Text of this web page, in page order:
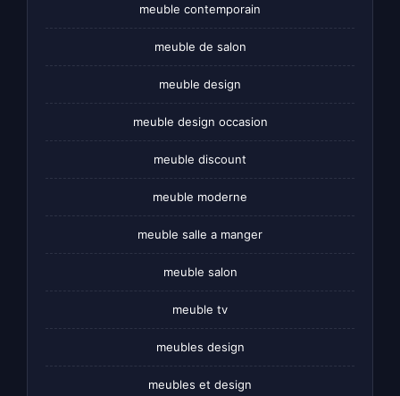
meuble contemporain
meuble de salon
meuble design
meuble design occasion
meuble discount
meuble moderne
meuble salle a manger
meuble salon
meuble tv
meubles design
meubles et design